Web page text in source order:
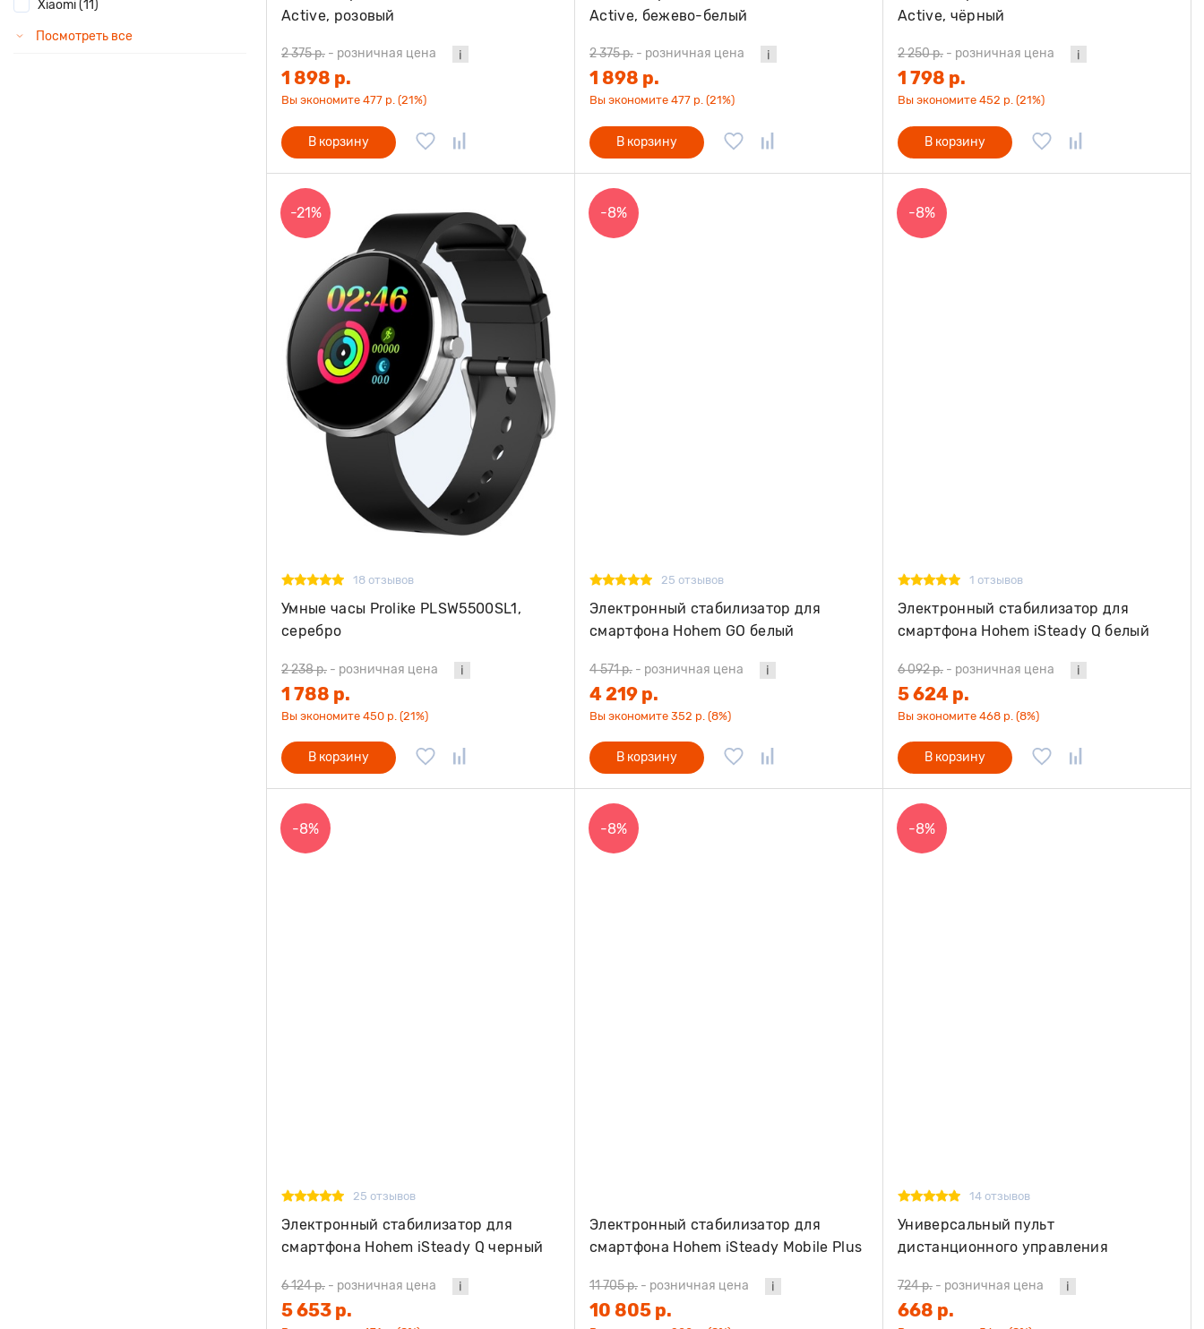
Xiaomi (11)
Посмотреть все
Active, розовый
2 375 р. - розничная цена
1 898 р.
Вы экономите 477 р. (21%)
В корзину
Active, бежево-белый
2 375 р. - розничная цена
1 898 р.
Вы экономите 477 р. (21%)
В корзину
Active, чёрный
2 250 р. - розничная цена
1 798 р.
Вы экономите 452 р. (21%)
В корзину
-21%
18 отзывов
Умные часы Prolike PLSW5500SL1,
серебро
2 238 р. - розничная цена
1 788 р.
Вы экономите 450 р. (21%)
В корзину
-8%
25 отзывов
Электронный стабилизатор для
смартфона Hohem GO белый
4 571 р. - розничная цена
4 219 р.
Вы экономите 352 р. (8%)
В корзину
-8%
1 отзывов
Электронный стабилизатор для
смартфона Hohem iSteady Q белый
6 092 р. - розничная цена
5 624 р.
Вы экономите 468 р. (8%)
В корзину
-8%
25 отзывов
Электронный стабилизатор для
смартфона Hohem iSteady Q черный
6 124 р. - розничная цена
5 653 р.
-8%
Электронный стабилизатор для
смартфона Hohem iSteady Mobile Plus
11 705 р. - розничная цена
10 805 р.
-8%
14 отзывов
Универсальный пульт
дистанционного управления
724 р. - розничная цена
668 р.